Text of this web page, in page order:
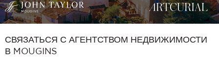
СВЯЗАТЬСЯ С АГЕНТСТВОМ НЕДВИЖИМОСТИ
В MOUGINS